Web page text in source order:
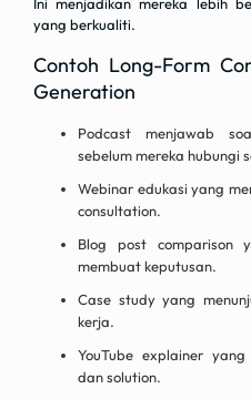
yang berkualiti.
Contoh Long-Form
Generation
Podcast menjawab
sebelum mereka hubungi
Webinar edukasi yang
consultation.
Blog post comparison
membuat keputusan.
Case study yang
kerja.
YouTube explainer
dan solution.